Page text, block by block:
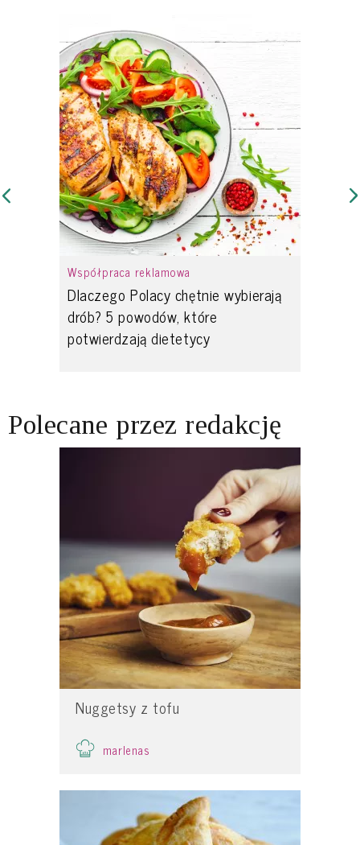
Współpraca reklamowa
Dlaczego Polacy chętnie wybierają
drób? 5 powodów, które
potwierdzają dietetycy
Polecane przez redakcję
Nuggetsy z tofu
marlenas